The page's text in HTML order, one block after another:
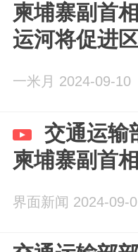
柬埔寨副首
运河将促进
一米月 2024-09-10
交通运输
柬埔寨副首
界面新闻 2024-09-